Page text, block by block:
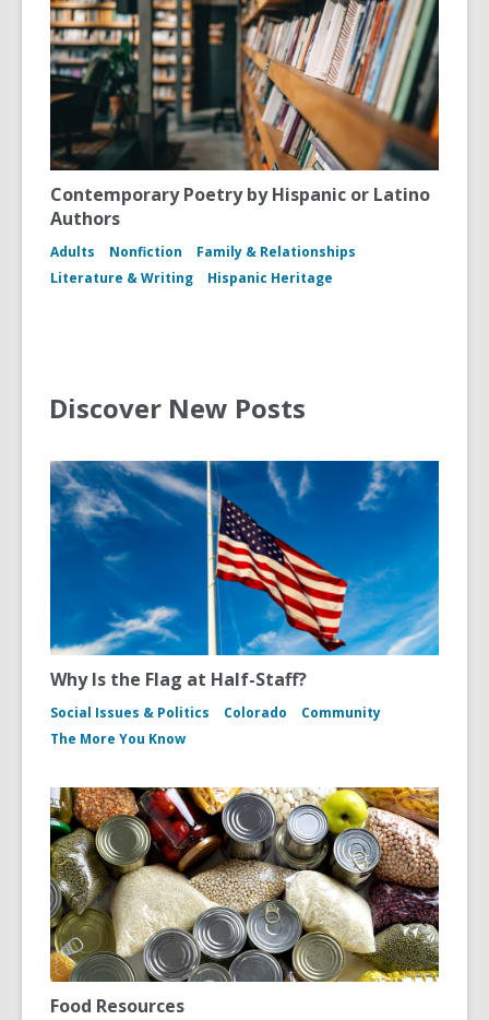
Contemporary Poetry by Hispanic or Latino
Authors
Adults Nonfiction
Family & Relationships
Literature & Writing
Hispanic Heritage
Discover New Posts
Why Is the Flag at Half-Staff?
Social Issues & Politics Colorado
Community
The More You Know
Food Resources